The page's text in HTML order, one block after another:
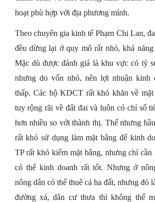
hoạt phù hợp với địa phương mình.
Theo chuyên gia kinh tế Phạm Chi Lan,
đều dừng lại ở quy mô rất nhỏ, khả
Mặc dù được đánh giá là khu vực có tỷ
nhưng do vốn nhỏ, nên lợi nhuận kinh
thấp. Các hộ KDCT rất khó khăn về
tuy rộng rãi về đất đai và luôn có chỉ số
hơn nhiều so với thành thị. Thế nhưng
rất khó sử dụng làm mặt bằng để kinh
TP rất khó kiếm mặt bằng, nhưng chỉ cần
có thể kinh doanh rất tốt. Nhưng ở
nông dân có thể thuê cả ha đất, nhưng đó
đường xá, dân cư thưa thì không thể